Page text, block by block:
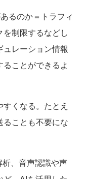
るのか＝トラフィ
制限するなどし
レーション情報
ことができるよ
くなる。たとえ
ことも不要にな
、音声認識や声